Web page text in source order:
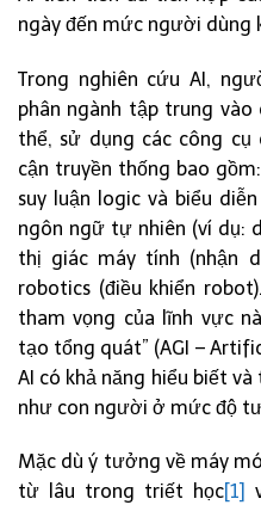
ngày đến mức người dùng
Trong nghiên cứu AI,
phân ngành tập trung vào
thể, sử dụng các công cụ
cận truyền thống bao
suy luận logic và biểu
ngôn ngữ tự nhiên (ví dụ:
thị giác máy tính (nhận
robotics (điều khiển
tham vọng của lĩnh vực
tạo tổng quát” (AGI –
AI có khả năng hiểu biết
như con người ở mức độ
Mặc dù ý tưởng về máy
từ lâu trong triết học[1]